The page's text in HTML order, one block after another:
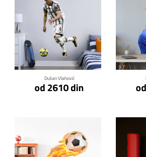
Dušan Vlahović
od 2610 din
Klikni za detalje